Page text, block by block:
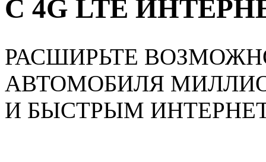
С 4G LTE
РАСШИРЬТЕ
АВТОМОБИЛЯ
И БЫСТРЫМ